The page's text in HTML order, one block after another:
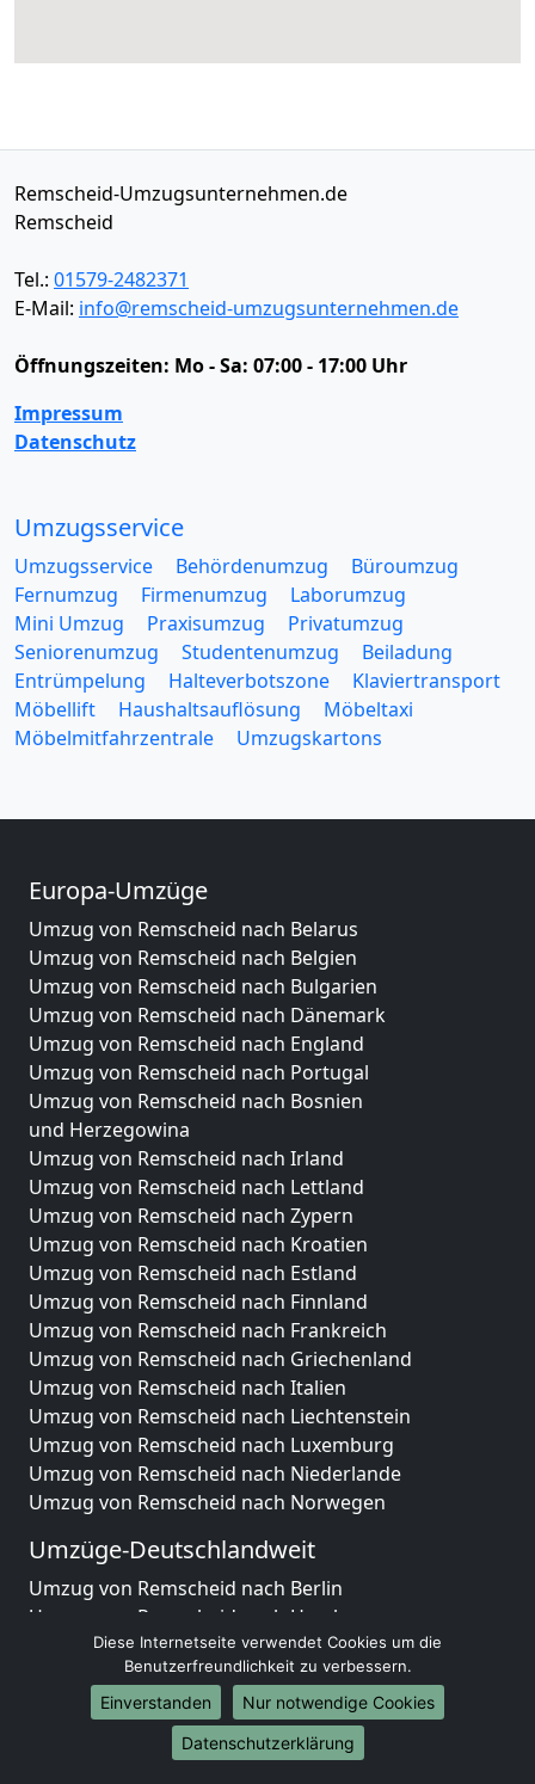
Remscheid-Umzugsunternehmen.de
Remscheid
Tel.: 01579-2482371
E-Mail: info@remscheid-umzugsunternehmen.de
Öffnungszeiten: Mo - Sa: 07:00 - 17:00 Uhr
Impressum
Datenschutz
Umzugsservice
Umzugsservice Behördenumzug
Büroumzug
Fernumzug
Firmenumzug
Laborumzug
Mini Umzug
Praxisumzug
Privatumzug
Seniorenumzug
Studentenumzug
Beiladung
Entrümpelung
Halteverbotszone
Klaviertransport
Möbellift
Haushaltsauflösung
Möbeltaxi
Möbelmitfahrzentrale
Umzugskartons
Europa-Umzüge
Umzug von Remscheid nach Belarus
Umzug von Remscheid nach Belgien
Umzug von Remscheid nach Bulgarien
Umzug von Remscheid nach Dänemark
Umzug von Remscheid nach England
Umzug von Remscheid nach Portugal
Umzug von Remscheid nach Bosnien
und Herzegowina
Umzug von Remscheid nach Irland
Umzug von Remscheid nach Lettland
Umzug von Remscheid nach Zypern
Umzug von Remscheid nach Kroatien
Umzug von Remscheid nach Estland
Umzug von Remscheid nach Finnland
Umzug von Remscheid nach Frankreich
Umzug von Remscheid nach Griechenland
Umzug von Remscheid nach Italien
Umzug von Remscheid nach Liechtenstein
Umzug von Remscheid nach Luxemburg
Umzug von Remscheid nach Niederlande
Umzug von Remscheid nach Norwegen
Umzüge-Deutschlandweit
Umzug von Remscheid nach Berlin
Umzug von Remscheid nach Hamburg
Umzug von Remscheid nach München
Umzug von Remscheid nach Köln
Umzug von Remscheid nach Frankfurt am Main
Umzug von Remscheid nach Stuttgart
Umzug von Remscheid nach Düsseldorf
Diese Internetseite verwendet Cookies um die
Benutzerfreundlichkeit zu verbessern.
Einverstanden
Nur notwendige Cookies
Datenschutzerklärung